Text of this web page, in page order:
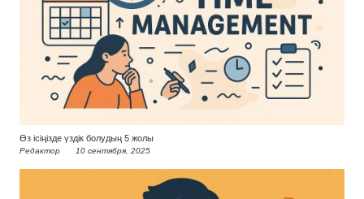
Өз ісіңізде үздік болудың 5 жолы
Редактор 10 сентября, 2025